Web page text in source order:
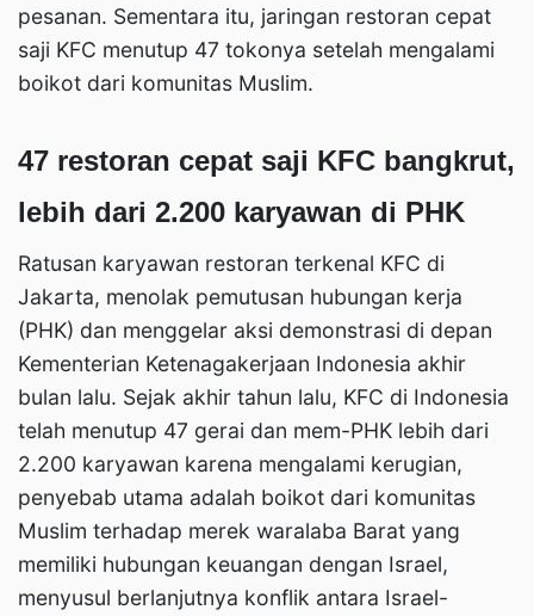
pesanan. Sementara itu, jaringan restoran cepat
saji KFC menutup 47 tokonya setelah mengalami
boikot dari komunitas Muslim.
47 restoran cepat saji KFC bangkrut,
lebih dari 2.200 karyawan di PHK
Ratusan karyawan restoran terkenal KFC di
Jakarta, menolak pemutusan hubungan kerja
(PHK) dan menggelar aksi demonstrasi di depan
Kementerian Ketenagakerjaan Indonesia akhir
bulan lalu. Sejak akhir tahun lalu, KFC di Indonesia
telah menutup 47 gerai dan mem-PHK lebih dari
2.200 karyawan karena mengalami kerugian,
penyebab utama adalah boikot dari komunitas
Muslim terhadap merek waralaba Barat yang
memiliki hubungan keuangan dengan Israel,
menyusul berlanjutnya konflik antara Israel-